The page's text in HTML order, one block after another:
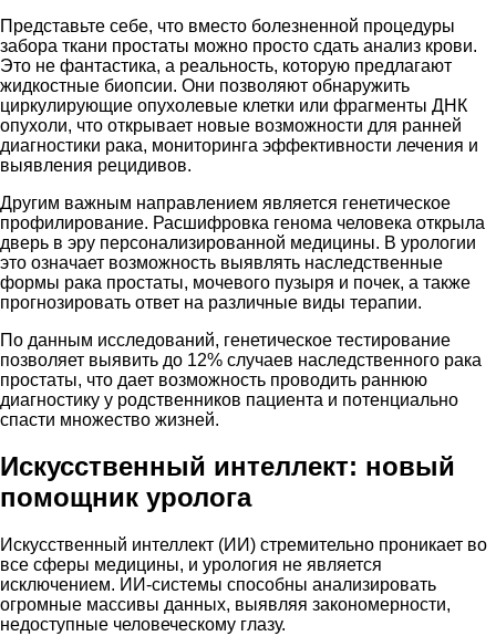
Представьте себе, что вместо болезненной процедуры
забора ткани простаты можно просто сдать анализ крови.
Это не фантастика, а реальность, которую предлагают
жидкостные биопсии. Они позволяют обнаружить
циркулирующие опухолевые клетки или фрагменты ДНК
опухоли, что открывает новые возможности для ранней
диагностики рака, мониторинга эффективности лечения и
выявления рецидивов.
Другим важным направлением является генетическое
профилирование. Расшифровка генома человека открыла
дверь в эру персонализированной медицины. В урологии
это означает возможность выявлять наследственные
формы рака простаты, мочевого пузыря и почек, а также
прогнозировать ответ на различные виды терапии.
По данным исследований, генетическое тестирование
позволяет выявить до 12% случаев наследственного рака
простаты, что дает возможность проводить раннюю
диагностику у родственников пациента и потенциально
спасти множество жизней.
Искусственный интеллект: новый
помощник уролога
Искусственный интеллект (ИИ) стремительно проникает во
все сферы медицины, и урология не является
исключением. ИИ-системы способны анализировать
огромные массивы данных, выявляя закономерности,
недоступные человеческому глазу.